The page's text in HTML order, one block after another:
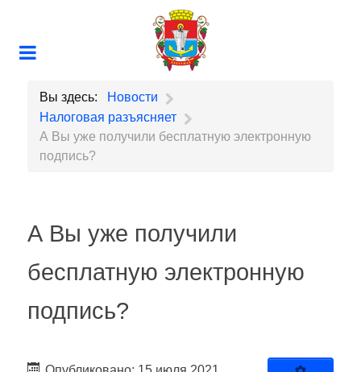
Вы здесь:
Новости
Налоговая разъясняет
А Вы уже получили бесплатную электронную
подпись?
А Вы уже получили
бесплатную электронную
подпись?